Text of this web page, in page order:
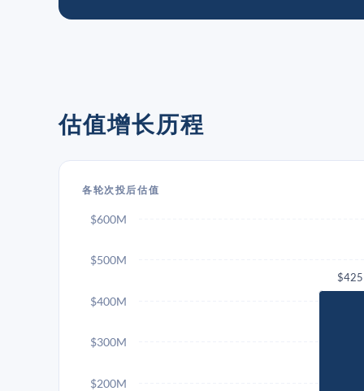
估值增长历程
各轮次投后估值
$200M
$300M
$400M
$500M
$600M